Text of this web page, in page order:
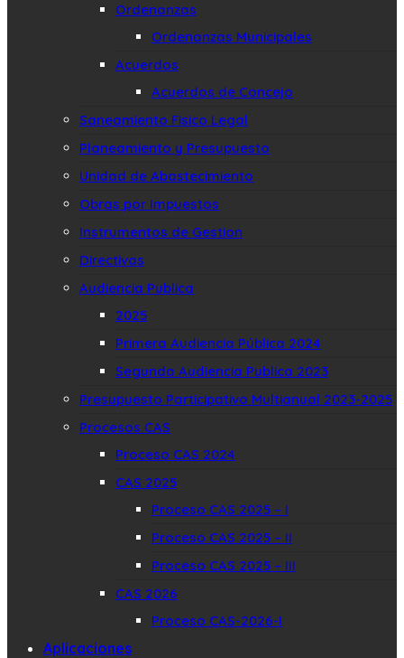
Ordenanzas
Ordenanzas Municipales
Acuerdos
Acuerdos de Concejo
Saneamiento Fisico Legal
Planeamiento y Presupuesto
Unidad de Abastecimiento
Obras por Impuestos
Instrumentos de Gestion
Directivas
Audiencia Publica
2025
Primera Audiencia Pública 2024
Segunda Audiencia Publica 2023
Presupuesto Participativo Multianual 2023-2025
Procesos CAS
Proceso CAS 2024
CAS 2025
Proceso CAS 2025 – I
Proceso CAS 2025 – II
Proceso CAS 2025 – III
CAS 2026
Proceso CAS-2026-I
Aplicaciones